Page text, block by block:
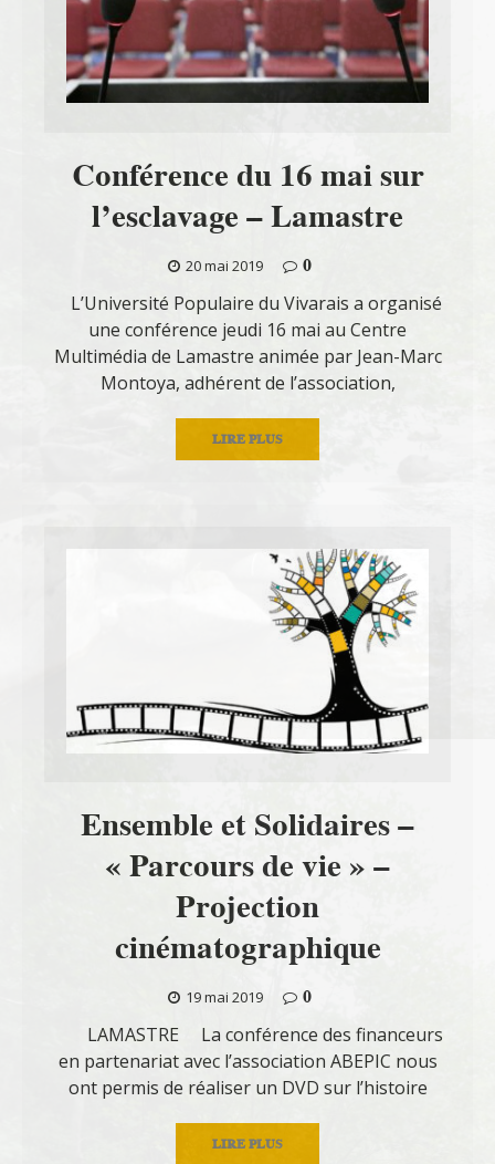
Conférence du 16 mai sur
l’esclavage – Lamastre
20 mai 2019
0
L’Université Populaire du Vivarais a organisé
une conférence jeudi 16 mai au Centre
Multimédia de Lamastre animée par Jean-Marc
Montoya, adhérent de l’association,
LIRE PLUS
Ensemble et Solidaires –
« Parcours de vie » –
Projection
cinématographique
19 mai 2019
0
LAMASTRE La conférence des financeurs
en partenariat avec l’association ABEPIC nous
ont permis de réaliser un DVD sur l’histoire
LIRE PLUS